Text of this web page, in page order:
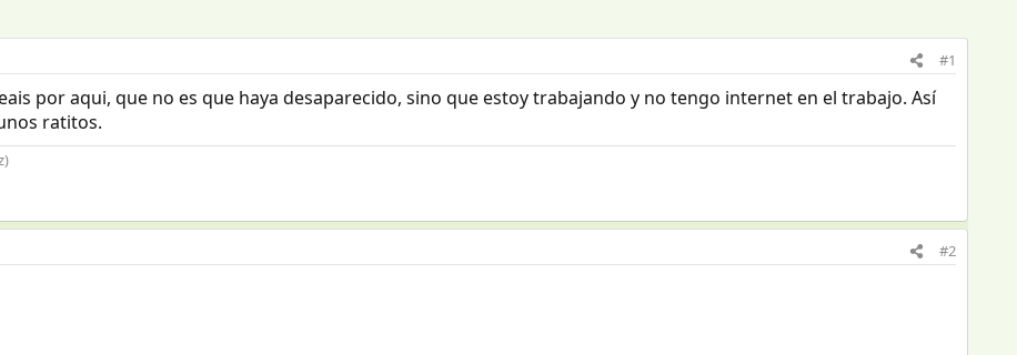
#1
por aqui, que no es que haya desaparecido, sino que estoy trabajando y no tengo internet en el trabajo. Así
ratitos.
#2